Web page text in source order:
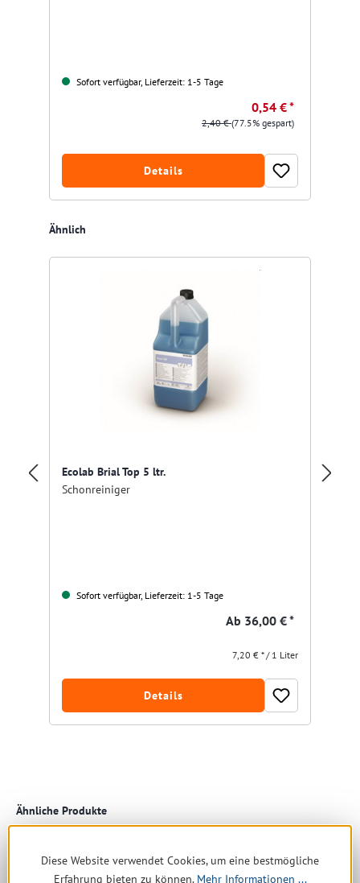
Sofort verfügbar, Lieferzeit: 1-5 Tage
0,54 € *
2,40 €(77.5% gespart)
Details
Produktgalerie überspringen
Ähnlich
Ecolab Brial Top 5 ltr.
Schonreiniger
Sofort verfügbar, Lieferzeit: 1-5 Tage
Ab 36,00 € *
7,20 € * / 1 Liter
Details
Produktgalerie überspringen
Ähnliche Produkte
Restposten
Diese Website verwendet Cookies, um eine bestmögliche
Erfahrung bieten zu können. Mehr Informationen ...